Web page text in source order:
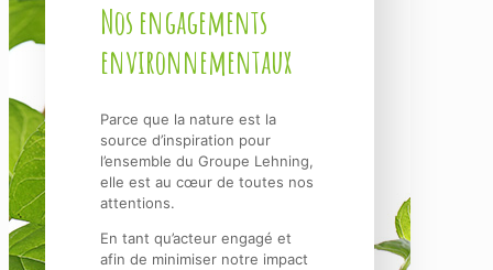
Nos engagements
environnementaux
Parce que la nature est la
source d’inspiration pour
l’ensemble du Groupe Lehning,
elle est au cœur de toutes nos
attentions.
En tant qu’acteur engagé et
afin de minimiser notre impact